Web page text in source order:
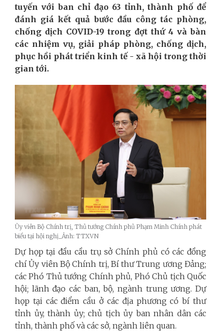
tuyến với ban chỉ đạo 63 tỉnh, thành phố để
đánh giá kết quả bước đầu công tác phòng,
chống dịch COVID-19 trong đợt thứ 4 và bàn
các nhiệm vụ, giải pháp phòng, chống dịch,
phục hồi phát triển kinh tế - xã hội trong thời
gian tới.
Ủy viên Bộ Chính trị, Thủ tướng Chính phủ Phạm Minh Chính phát
biểu tại hội nghị_Ảnh: TTXVN
Dự họp tại đầu cầu trụ sở Chính phủ có các đồng
chí Ủy viên Bộ Chính trị, Bí thư Trung ương Đảng;
các Phó Thủ tướng Chính phủ, Phó Chủ tịch Quốc
hội; lãnh đạo các ban, bộ, ngành trung ương. Dự
họp tại các điểm cầu ở các địa phương có bí thư
tỉnh ủy, thành ủy; chủ tịch ủy ban nhân dân các
tỉnh, thành phố và các sở, ngành liên quan.